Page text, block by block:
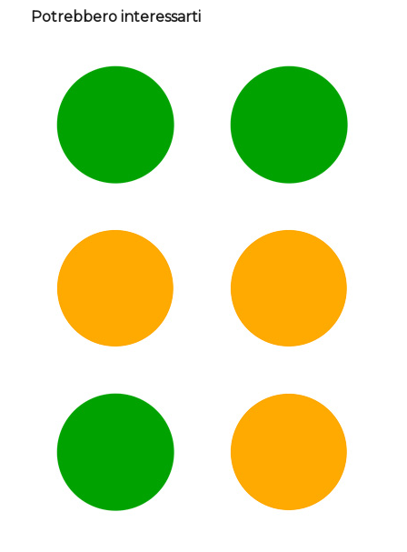
Potrebbero interessarti